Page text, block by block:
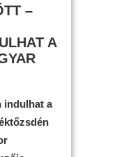
–
A
indulhat a